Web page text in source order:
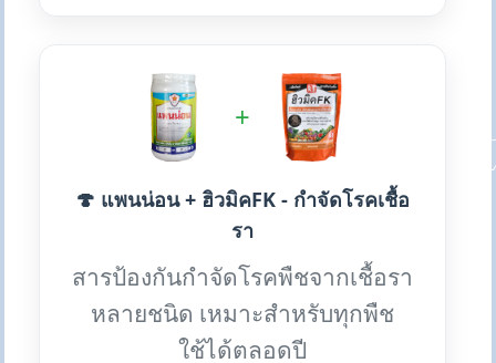
+
🍄 แพนน่อน + ฮิวมิคFK - กำจัดโรคเชื้อ
รา
สารป้องกันกำจัดโรคพืชจากเชื้อรา
หลายชนิด เหมาะสำหรับทุกพืช
ใช้ได้ตลอดปี